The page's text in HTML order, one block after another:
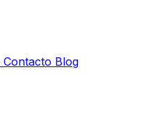
Contacto Blog